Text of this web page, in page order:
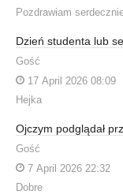
Pozdrawiam
Dzień studenta lub
Gość
17 April 2026 08:09
Hejka
Ojczym podglądał
Gość
7 April 2026 22:32
Dobre